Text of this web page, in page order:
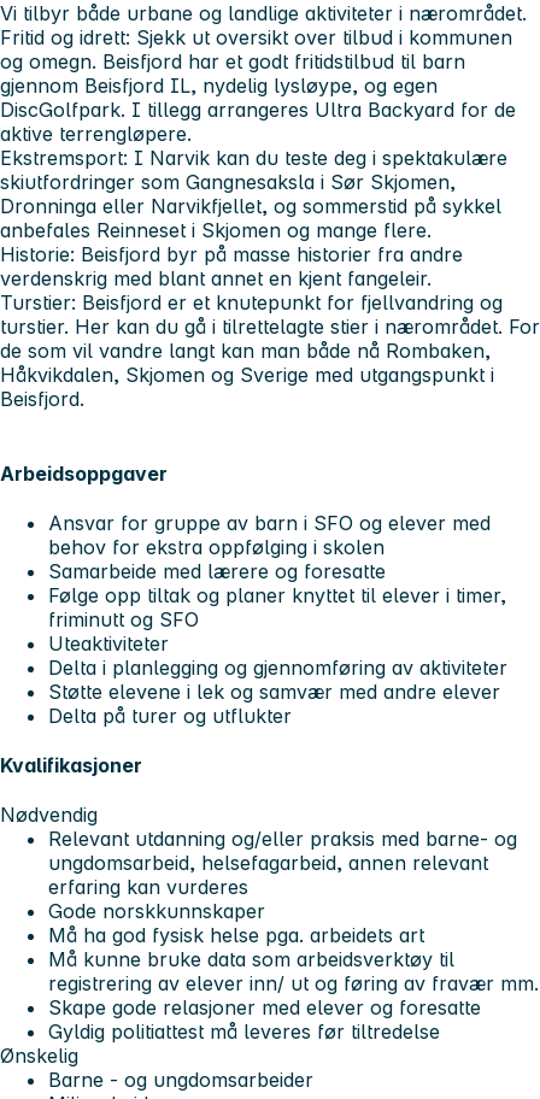
Vi tilbyr både urbane og landlige aktiviteter i nærområdet.
Fritid og idrett: Sjekk ut oversikt over tilbud i kommunen
og omegn. Beisfjord har et godt fritidstilbud til barn
gjennom Beisfjord IL, nydelig lysløype, og egen
DiscGolfpark. I tillegg arrangeres Ultra Backyard for de
aktive terrengløpere.
Ekstremsport: I Narvik kan du teste deg i spektakulære
skiutfordringer som Gangnesaksla i Sør Skjomen,
Dronninga eller Narvikfjellet, og sommerstid på sykkel
anbefales Reinneset i Skjomen og mange flere.
Historie: Beisfjord byr på masse historier fra andre
verdenskrig med blant annet en kjent fangeleir.
Turstier: Beisfjord er et knutepunkt for fjellvandring og
turstier. Her kan du gå i tilrettelagte stier i nærområdet. For
de som vil vandre langt kan man både nå Rombaken,
Håkvikdalen, Skjomen og Sverige med utgangspunkt i
Beisfjord.
Arbeidsoppgaver
Ansvar for gruppe av barn i SFO og elever med
behov for ekstra oppfølging i skolen
Samarbeide med lærere og foresatte
Følge opp tiltak og planer knyttet til elever i timer,
friminutt og SFO
Uteaktiviteter
Delta i planlegging og gjennomføring av aktiviteter
Støtte elevene i lek og samvær med andre elever
Delta på turer og utflukter
Kvalifikasjoner
Nødvendig
Relevant utdanning og/eller praksis med barne- og
ungdomsarbeid, helsefagarbeid, annen relevant
erfaring kan vurderes
Gode norskkunnskaper
Må ha god fysisk helse pga. arbeidets art
Må kunne bruke data som arbeidsverktøy til
registrering av elever inn/ ut og føring av fravær mm.
Skape gode relasjoner med elever og foresatte
Gyldig politiattest må leveres før tiltredelse
Ønskelig
Barne - og ungdomsarbeider